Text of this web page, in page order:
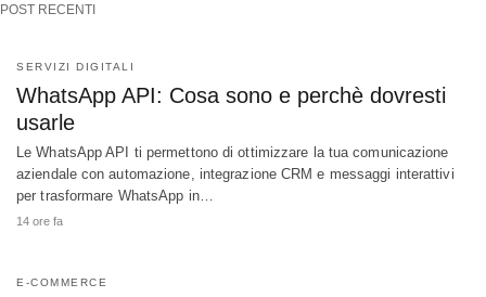
POST RECENTI
SERVIZI DIGITALI
WhatsApp API: Cosa sono e perchè dovresti
usarle
Le WhatsApp API ti permettono di ottimizzare la tua comunicazione
aziendale con automazione, integrazione CRM e messaggi interattivi
per trasformare WhatsApp in…
14 ore fa
E-COMMERCE